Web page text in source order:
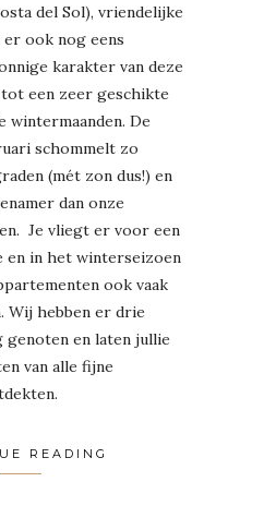
del Sol), vriendelijke
ook nog eens
karakter van deze
een zeer geschikte
wintermaanden. De
schommelt zo
(mét zon dus!) en
dan onze
Je vliegt er voor een
en in het winterseizoen
ook vaak
Wij hebben er drie
genoten en laten jullie
van alle fijne
READING